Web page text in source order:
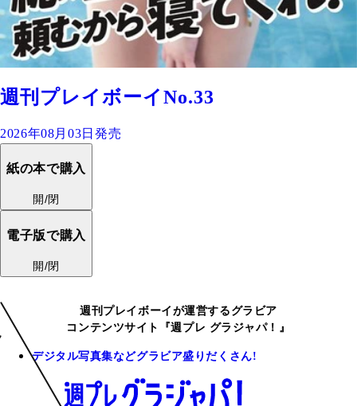
週刊プレイボーイNo.33
2026年08月03日発売
紙の本で購入
開/閉
電子版で購入
開/閉
週刊プレイボーイが運営するグラビア
コンテンツサイト『週プレ グラジャパ！』
デジタル写真集などグラビア盛りだくさん!